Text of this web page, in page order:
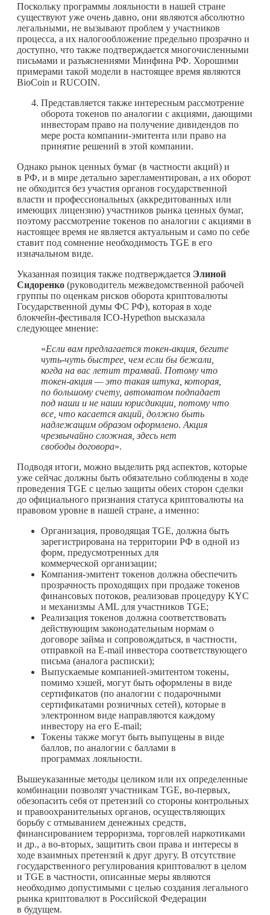
Поскольку программы лояльности в нашей стране
существуют уже очень давно, они являются абсолютно
легальными, не вызывают проблем у участников
процесса, а их налогообложение предельно прозрачно и
доступно, что также подтверждается многочисленными
письмами и разъяснениями Минфина РФ. Хорошими
примерами такой модели в настоящее время являются
BioCoin и RUCOIN.
Представляется также интересным рассмотрение
оборота токенов по аналогии с акциями, дающими
инвесторам право на получение дивидендов по
мере роста компании-эмитента или право на
принятие решений в этой компании.
Однако рынок ценных бумаг (в частности акций) и
в РФ, и в мире детально зарегламентирован, а их оборот
не обходится без участия органов государственной
власти и профессиональных (аккредитованных или
имеющих лицензию) участников рынка ценных бумаг,
поэтому рассмотрение токенов по аналогии с акциями в
настоящее время не является актуальным и само по себе
ставит под сомнение необходимость TGE в его
изначальном виде.
Указанная позиция также подтверждается Элиной
Сидоренко (руководитель межведомственной рабочей
группы по оценкам рисков оборота криптовалюты
Государственной думы ФС РФ), которая в ходе
блокчейн-фестиваля ICO-Hypethon высказала
следующее мнение:
«Если вам предлагается токен-акция, бегите
чуть-чуть быстрее, чем если бы бежали,
когда на вас летит трамвай. Потому что
токен-акция — это такая штука, которая,
по большому счету, автоматом подпадает
под наши и не наши юрисдикции, потому что
все, что касается акций, должно быть
надлежащим образом оформлено. Акция
чрезвычайно сложная, здесь нет
свободы договора».
Подводя итоги, можно выделить ряд аспектов, которые
уже сейчас должны быть обязательно соблюдены в ходе
проведения TGE с целью защиты обеих сторон сделки
до официального признания статуса криптовалюты на
правовом уровне в нашей стране, а именно:
Организация, проводящая TGE, должна быть
зарегистрирована на территории РФ в одной из
форм, предусмотренных для
коммерческой организации;
Компания-эмитент токенов должна обеспечить
прозрачность проходящих при продаже токенов
финансовых потоков, реализовав процедуру KYC
и механизмы AML для участников TGE;
Реализация токенов должна соответствовать
действующим законодательным нормам о
договоре займа и сопровождаться, в частности,
отправкой на E-mail инвестора соответствующего
письма (аналога расписки);
Выпускаемые компанией-эмитентом токены,
помимо хэшей, могут быть оформлены в виде
сертификатов (по аналогии с подарочными
сертификатами розничных сетей), которые в
электронном виде направляются каждому
инвестору на его E-mail;
Токены также могут быть выпущены в виде
баллов, по аналогии с баллами в
программах лояльности.
Вышеуказанные методы целиком или их определенные
комбинации позволят участникам TGE, во-первых,
обезопасить себя от претензий со стороны контрольных
и правоохранительных органов, осуществляющих
борьбу с отмыванием денежных средств,
финансированием терроризма, торговлей наркотиками
и др., а во-вторых, защитить свои права и интересы в
ходе взаимных претензий к друг другу. В отсутствие
государственного регулирования криптовалют в целом
и TGE в частности, описанные меры являются
необходимо допустимыми с целью создания легального
рынка криптовалют в Российской Федерации
в будущем.